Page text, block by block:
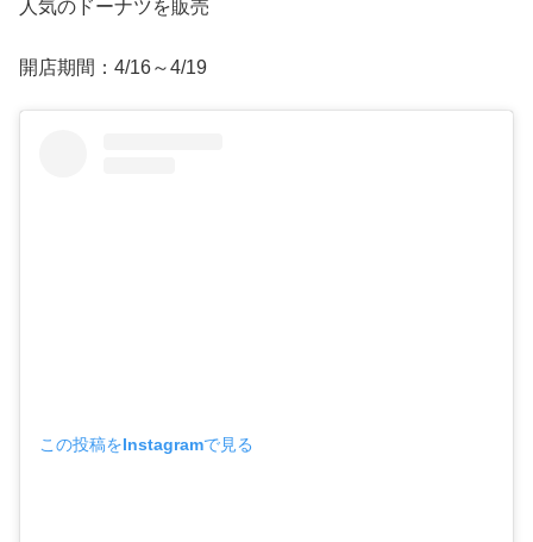
人気のドーナツを販売
開店期間：4/16～4/19
この投稿をInstagramで見る